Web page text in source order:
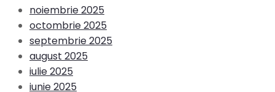
noiembrie 2025
octombrie 2025
septembrie 2025
august 2025
iulie 2025
iunie 2025